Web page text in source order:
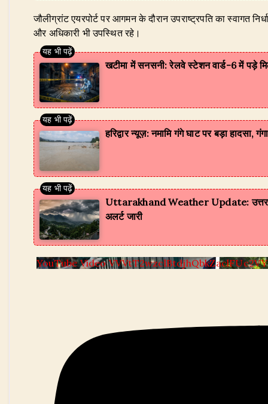
जौलीग्रांट एयरपोर्ट पर आगमन के दौरान उपराष्ट्रपति का स्वागत
और अधिकारी भी उपस्थित रहे।
खटीमा में सनसनी: रेलवे स्टेशन वार्ड-6 में पड़े
हरिद्वार न्यूज़: नमामि गंगे घाट पर बड़ा हादसा,
Uttarakhand Weather Update:
अलर्ट जारी
YouTube Video